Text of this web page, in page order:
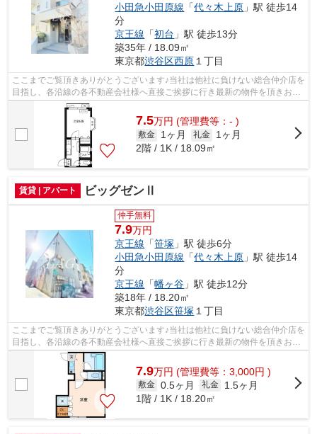
小田急小田原線 「代々木上原 」駅 徒歩14
分
京王線 「初台 」駅 徒歩13分
築35年 / 18.09㎡
東京都渋谷区西原 １丁目
ここまでご覧頂きありがとうございます♪当社は他社に負けない総合仲介店を
目指し、各沿線の各不動産会社様へ直接ご挨拶に行き最新の物件を頂きお客
様へ提供しております！最新の情報は...
7.5万円 (管理費等：- )
敷金 1ヶ月 礼金
1ヶ月
2階 / 1K / 18.09㎡
賃貸 | アパート ビッグゼンⅡ
仲手無料
7.9万円
京王線 「笹塚 」駅 徒歩6分
小田急小田原線 「代々木上原 」駅 徒歩14
分
京王線 「幡ヶ谷 」駅 徒歩12分
築18年 / 18.20㎡
東京都渋谷区笹塚１丁目
ここまでご覧頂きありがとうございます♪当社は他社に負けない総合仲介店を
目指し、各沿線の各不動産会社様へ直接ご挨拶に行き最新の物件を頂きお客
様へ提供しております！最新の情報は...
7.9万円 (管理費等：3,000円 )
敷金 0.5ヶ月 礼金
1.5ヶ月
1階 / 1K / 18.20㎡